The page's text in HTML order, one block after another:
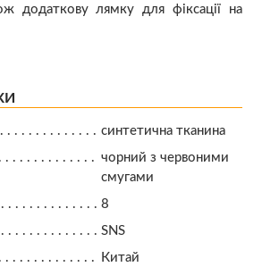
додаткову лямку для фіксації на
синтетична тканина
чорний з червоними
смугами
8
SNS
Китай